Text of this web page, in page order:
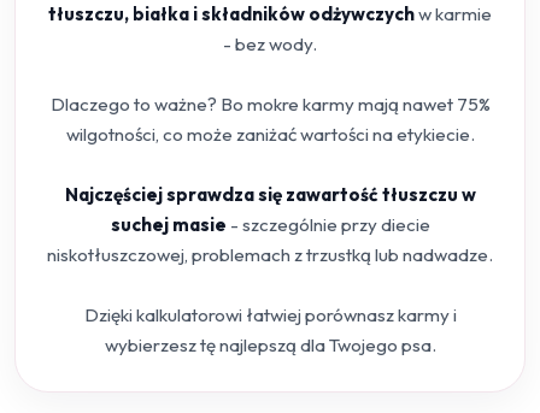
tłuszczu, białka i składników odżywczychw karmie
- bez wody.
Dlaczego to ważne? Bo mokre karmy mają nawet 75%
wilgotności, co może zaniżać wartości na etykiecie.
Najczęściej sprawdza się zawartość tłuszczu w
suchej masie - szczególnie przy diecie
niskotłuszczowej, problemach z trzustką lub nadwadze.
Dzięki kalkulatorowi łatwiej porównasz karmy i
wybierzesz tę najlepszą dla Twojego psa.